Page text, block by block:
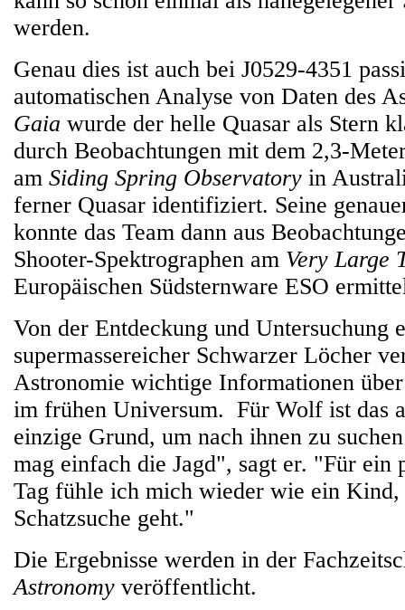
werden.
Genau dies ist auch bei J0529-4351
automatischen Analyse von Daten des
Gaia wurde der helle Quasar als Stern
durch Beobachtungen mit dem 2,3-
am Siding Spring Observatory in
ferner Quasar identifiziert. Seine
konnte das Team dann aus
Shooter-Spektrographen am Very Large
Europäischen Südsternware ESO
Von der Entdeckung und Untersuchung
supermassereicher Schwarzer Löcher
Astronomie wichtige Informationen über
im frühen Universum. Für Wolf ist das
einzige Grund, um nach ihnen zu
mag einfach die Jagd", sagt er. "Für ein
Tag fühle ich mich wieder wie ein Kind,
Schatzsuche geht."
Die Ergebnisse werden in der
Astronomy veröffentlicht.